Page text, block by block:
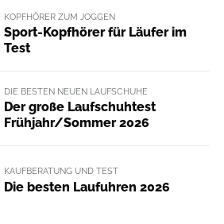
KOPFHÖRER ZUM JOGGEN
Sport-Kopfhörer für Läufer im
Test
DIE BESTEN NEUEN LAUFSCHUHE
Der große Laufschuhtest
Frühjahr/Sommer 2026
KAUFBERATUNG UND TEST
Die besten Laufuhren 2026